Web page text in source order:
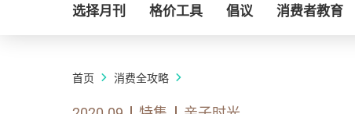
选择月刊 格价工具 倡议 消费者教育
首页 消费全攻略